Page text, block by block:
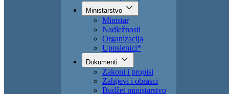
Sve vijesti
Konkursi i oglasi
Obavještenja
Ministarstvo
Ministar
Nadležnosti
Organizacija
Uposlenici*
Dokumenti